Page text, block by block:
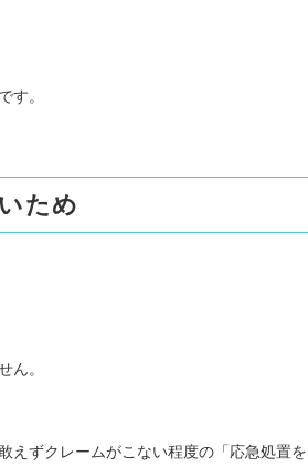
す。
ため
ん。
えずクレームがこない程度の「応急処置を